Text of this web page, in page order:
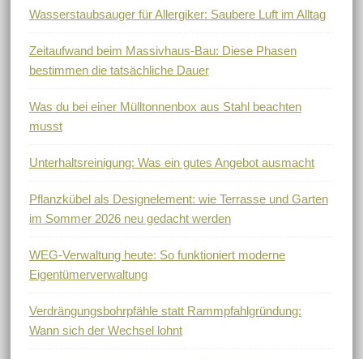
Wasserstaubsauger für Allergiker: Saubere Luft im Alltag
Zeitaufwand beim Massivhaus-Bau: Diese Phasen
bestimmen die tatsächliche Dauer
Was du bei einer Mülltonnenbox aus Stahl beachten
musst
Unterhaltsreinigung: Was ein gutes Angebot ausmacht
Pflanzkübel als Designelement: wie Terrasse und Garten
im Sommer 2026 neu gedacht werden
WEG-Verwaltung heute: So funktioniert moderne
Eigentümerverwaltung
Verdrängungsbohrpfähle statt Rammpfahlgründung:
Wann sich der Wechsel lohnt